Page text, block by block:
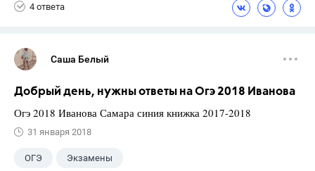
4 ответа
Саша Белый
Добрый день, нужны ответы на Огэ 2018 Иванова
Огэ 2018 Иванова Самара синия книжка 2017-2018
31 января 2018
ОГЭ Экзамены